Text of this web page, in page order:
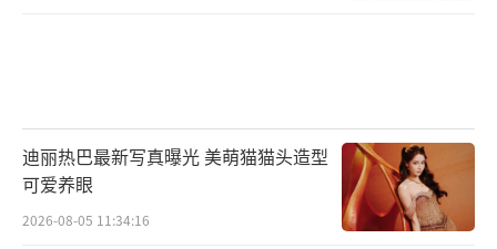
迪丽热巴最新写真曝光 美萌猫猫头造型
可爱养眼
2026-08-05 11:34:16